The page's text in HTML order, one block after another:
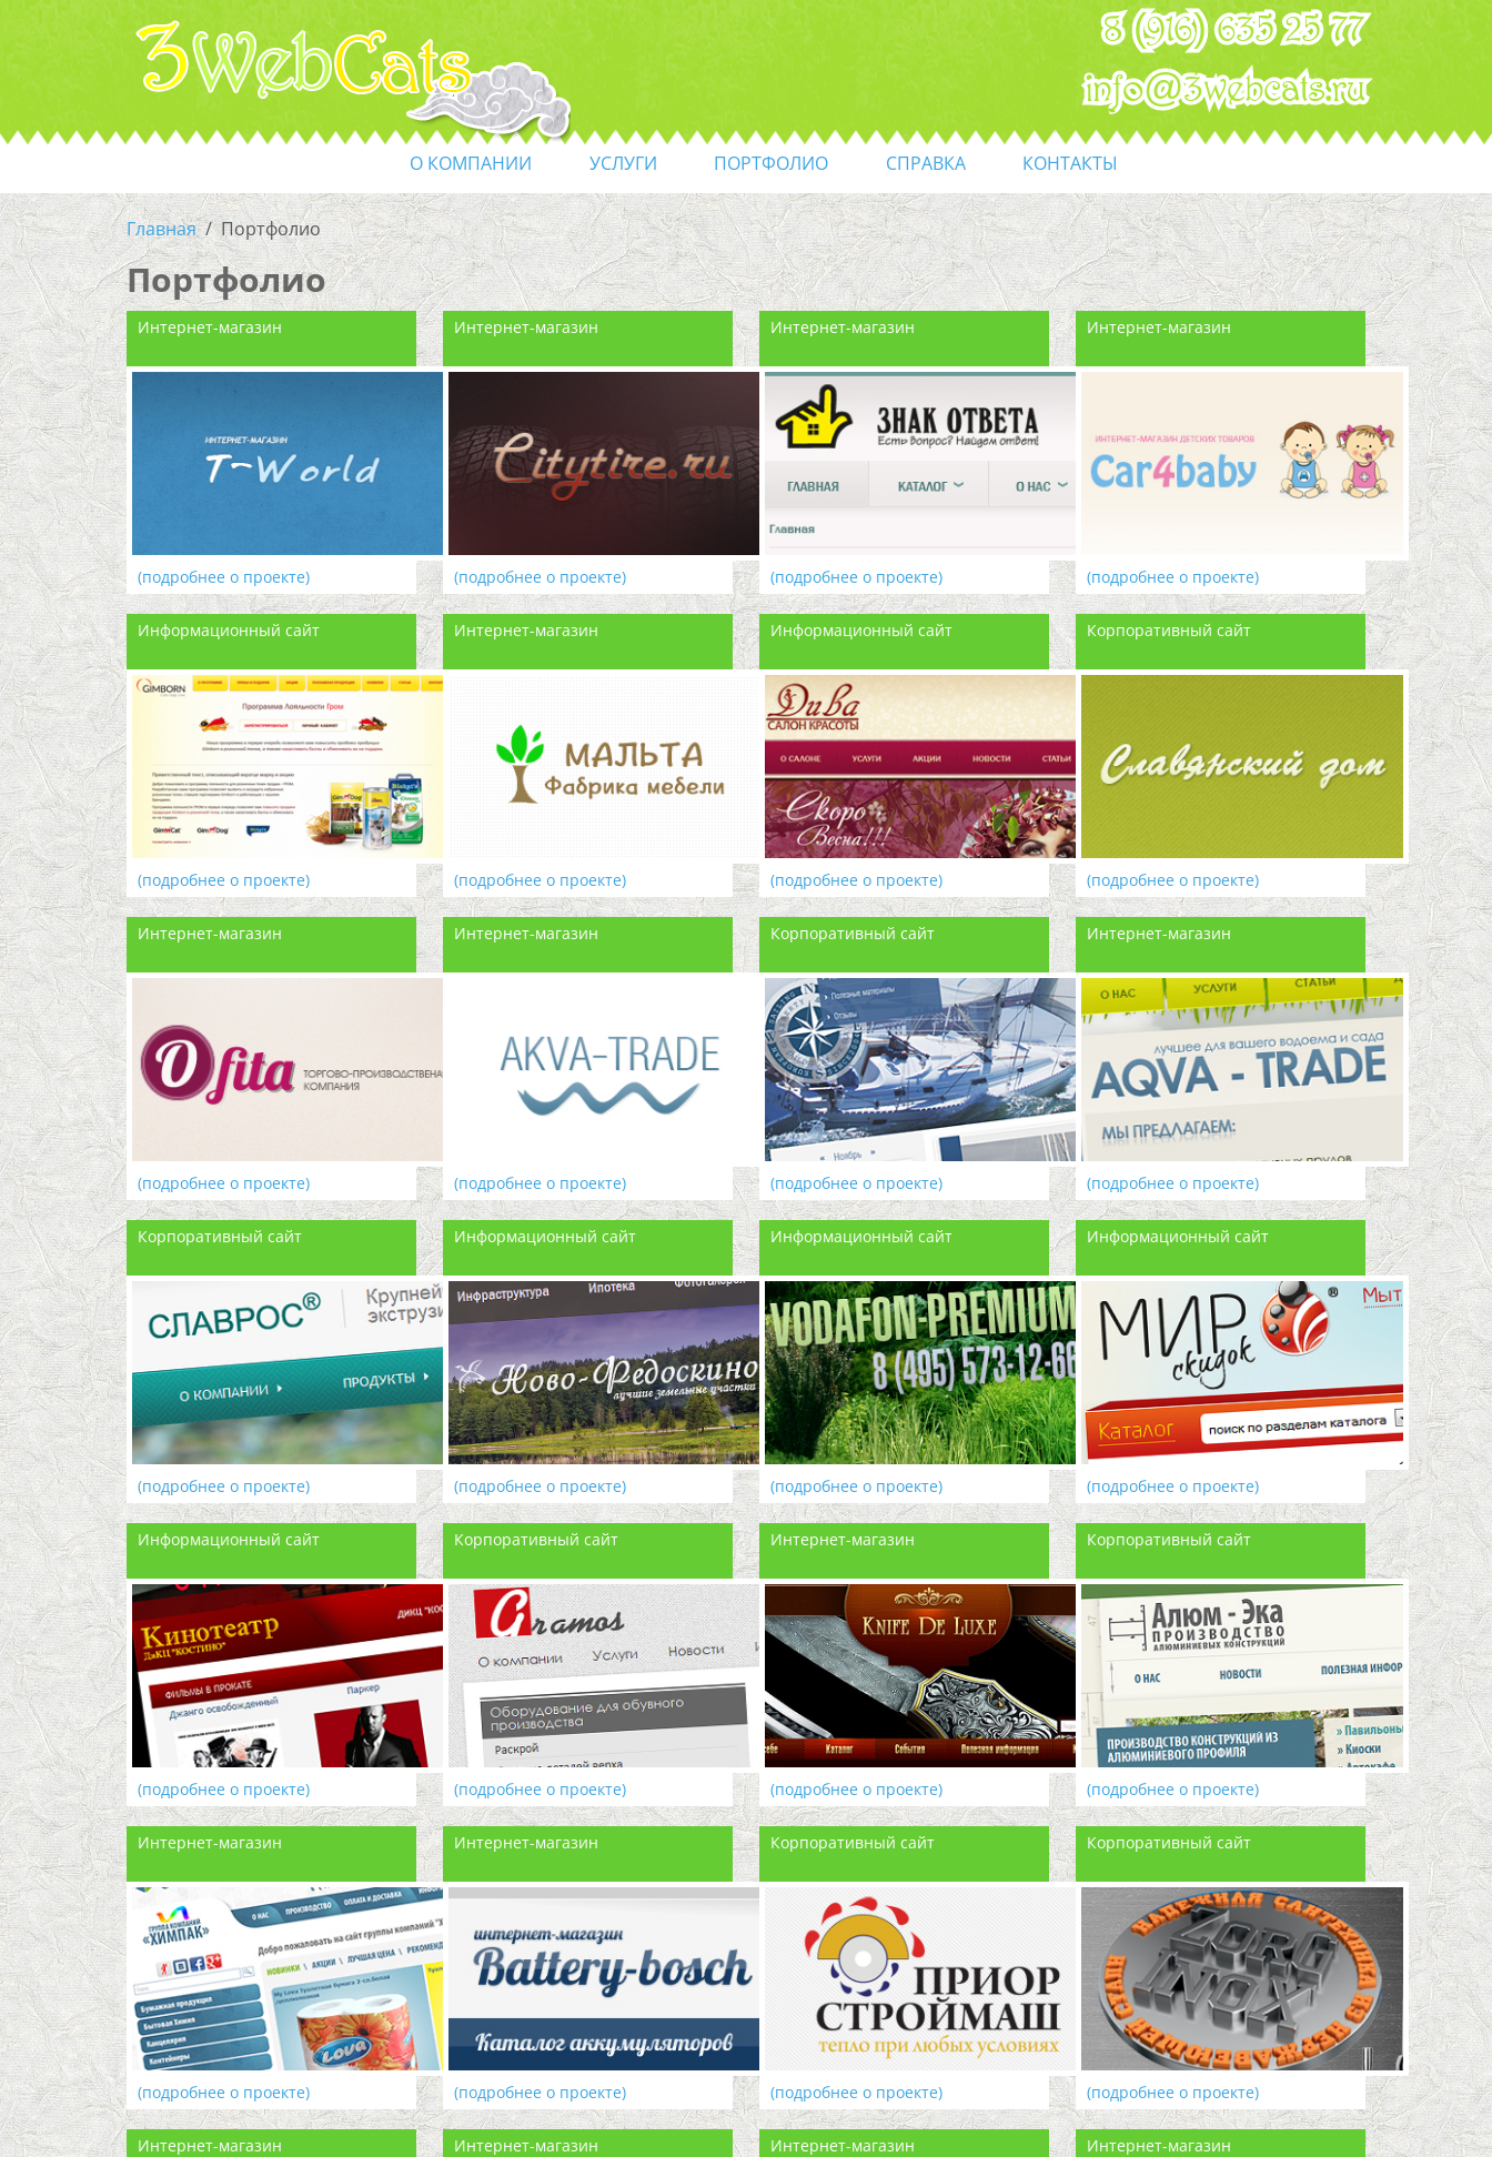
8 (916) 635 25 77
info@3webcats.ru
О КОМПАНИИ УСЛУГИ ПОРТФОЛИО СПРАВКА КОНТАКТЫ
Главная Портфолио
Портфолио
Интернет-магазин
(подробнее о проекте)
Интернет-магазин
(подробнее о проекте)
Интернет-магазин
(подробнее о проекте)
Интернет-магазин
(подробнее о проекте)
Информационный сайт
(подробнее о проекте)
Интернет-магазин
(подробнее о проекте)
Информационный сайт
(подробнее о проекте)
Корпоративный сайт
(подробнее о проекте)
Интернет-магазин
(подробнее о проекте)
Интернет-магазин
(подробнее о проекте)
Корпоративный сайт
(подробнее о проекте)
Интернет-магазин
(подробнее о проекте)
Корпоративный сайт
(подробнее о проекте)
Информационный сайт
(подробнее о проекте)
Информационный сайт
(подробнее о проекте)
Информационный сайт
(подробнее о проекте)
Информационный сайт
(подробнее о проекте)
Корпоративный сайт
(подробнее о проекте)
Интернет-магазин
(подробнее о проекте)
Корпоративный сайт
(подробнее о проекте)
Интернет-магазин
(подробнее о проекте)
Интернет-магазин
(подробнее о проекте)
Корпоративный сайт
(подробнее о проекте)
Корпоративный сайт
(подробнее о проекте)
Интернет-магазин Интернет-магазин Интернет-магазин Интернет-магазин